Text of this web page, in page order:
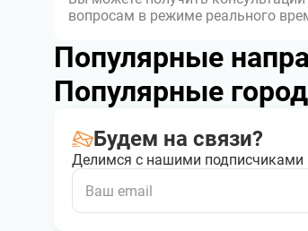
вопросам в режиме реального
Популярные
Популярные
Будем на связи?
Делимся с нашими